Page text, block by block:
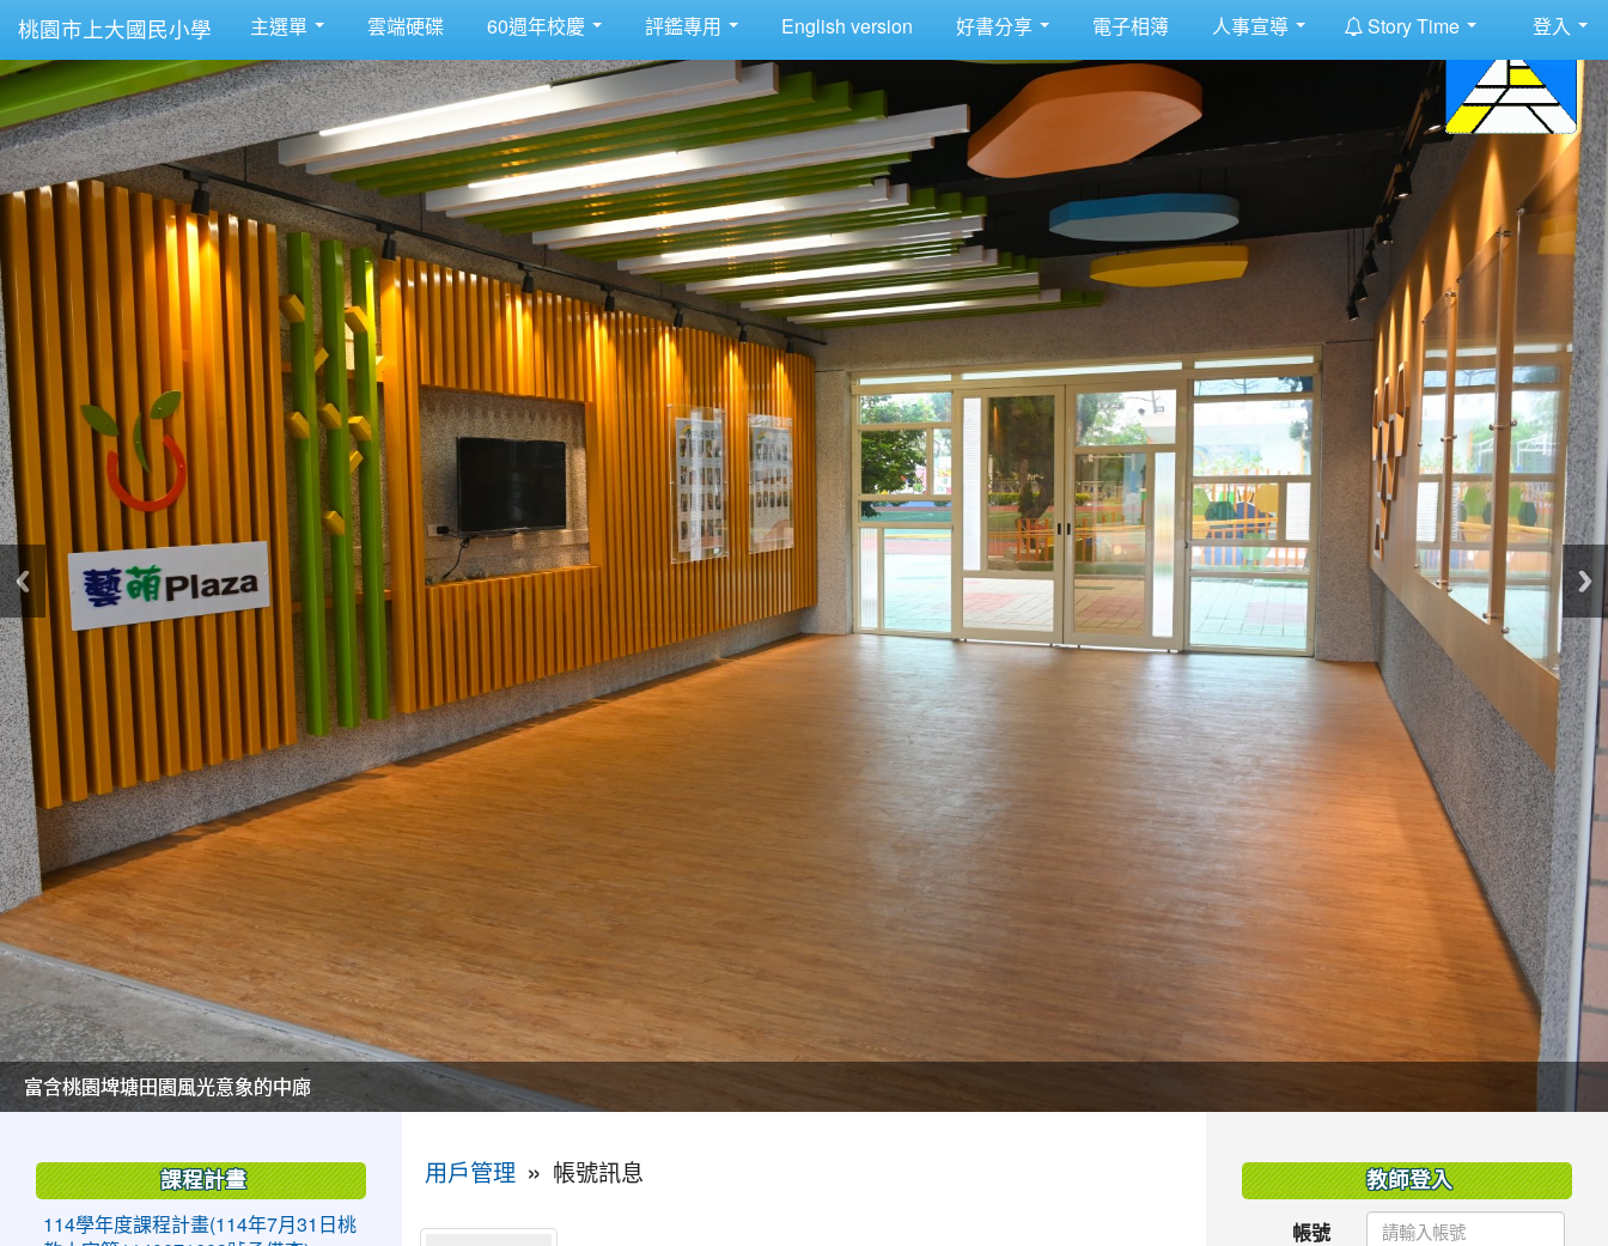
桃園市上大國民小學 主選單 雲端硬碟 60週年校慶 評鑑專用 English version 好書分享 電子相簿 人事宣導 Story Time 登入
美麗的操場是我們活力的來源
美麗的操場是我們活力的來源
煥然一新的小司令台
煥然一新的小司令台
富含桃園埤塘田園風光意象的中廊
富含桃園埤塘田園風光意象的中廊
嶄新的中庭廣場
嶄新的中庭廣場
水生池生生不息
水生池生生不息
用戶管理 » 帳號訊息
課程計畫
114學年度課程計畫(114年7月31日桃
教師登入
帳號